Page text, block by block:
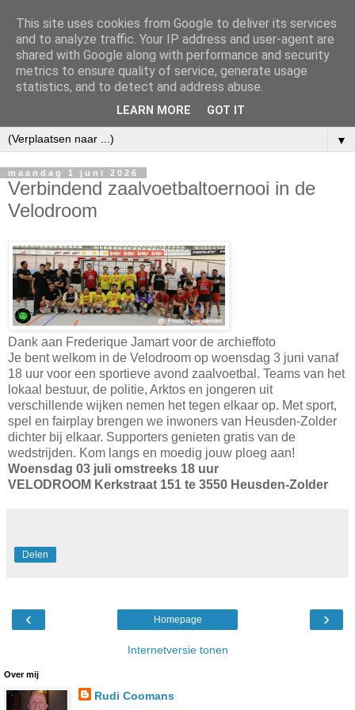
▼
maandag 1 juni 2026
Verbindend zaalvoetbaltoernooi in de
Velodroom
Dank aan Frederique Jamart voor de archieffoto
Je bent welkom in de Velodroom op woensdag 3 juni vanaf
18 uur voor een sportieve avond zaalvoetbal. Teams van het
lokaal bestuur, de politie, Arktos en jongeren uit
verschillende wijken nemen het tegen elkaar op. Met sport,
spel en fairplay brengen we inwoners van Heusden-Zolder
dichter bij elkaar. Supporters genieten gratis van de
wedstrijden. Kom langs en moedig jouw ploeg aan!
Woensdag 03 juli omstreeks 18 uur
VELODROOM Kerkstraat 151 te 3550 Heusden-Zolder
Delen
‹ ›
Homepage
Internetversie tonen
Over mij
Rudi Coomans
This site uses cookies from Google to deliver its services
and to analyze traffic. Your IP address and user-agent are
shared with Google along with performance and security
metrics to ensure quality of service, generate usage
statistics, and to detect and address abuse.
LEARN MORE GOT IT